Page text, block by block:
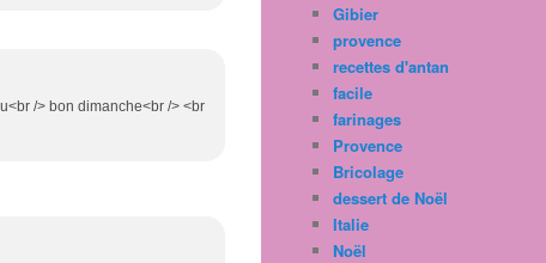
/> bon dimanche<br /> <br
Gibier
provence
recettes d'antan
facile
farinages
Provence
Bricolage
dessert de Noël
Italie
Noël